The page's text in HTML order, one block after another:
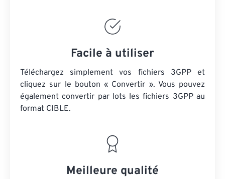
Facile à utiliser
Téléchargez simplement vos fichiers 3GPP et
cliquez sur le bouton « Convertir ». Vous pouvez
également convertir par lots les fichiers 3GPPau
format CIBLE.
Meilleure qualité